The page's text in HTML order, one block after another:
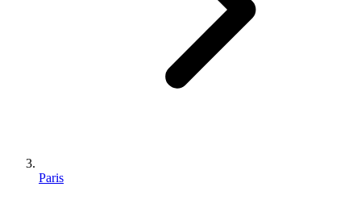
Paris